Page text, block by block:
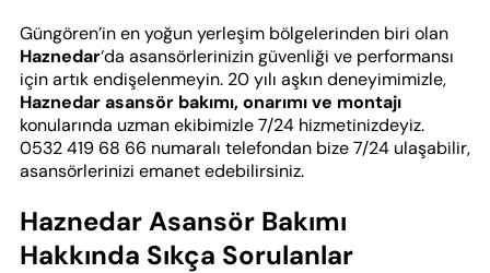
Güngören’in en yoğun yerleşim bölgelerinden biri olan
Haznedar‘da asansörlerinizin güvenliği ve performansı
için artık endişelenmeyin. 20 yılı aşkın deneyimimizle,
Haznedar asansör bakımı, onarımı ve montajı
konularında uzman ekibimizle 7/24 hizmetinizdeyiz.
0532 419 68 66 numaralı telefondan bize 7/24 ulaşabilir,
asansörlerinizi emanet edebilirsiniz.
Haznedar Asansör Bakımı
Hakkında Sıkça Sorulanlar